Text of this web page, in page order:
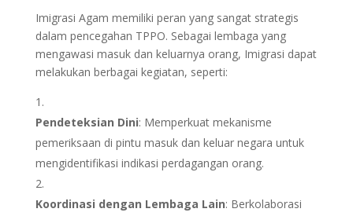
Imigrasi Agam memiliki peran yang sangat strategis
dalam pencegahan TPPO. Sebagai lembaga yang
mengawasi masuk dan keluarnya orang, Imigrasi dapat
melakukan berbagai kegiatan, seperti:
Pendeteksian Dini: Memperkuat mekanisme
pemeriksaan di pintu masuk dan keluar negara untuk
mengidentifikasi indikasi perdagangan orang.
Koordinasi dengan Lembaga Lain: Berkolaborasi